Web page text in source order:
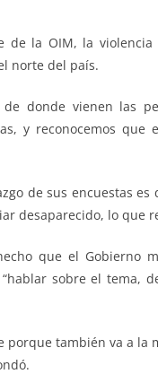
de la OIM, la
norte del país.
donde vienen las
y reconocemos
de sus encuestas
desaparecido, lo que
que el Gobierno
sobre el tema,
porque también va a